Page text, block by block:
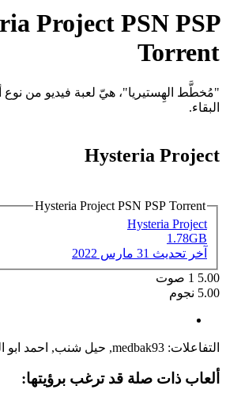
Project PSN PSP
Torrent
"مُخطَّط الهِستيريا"، هيّ لعبة فيديو من
البقاء.
Hysteria Project
Hysteria Project PSN PSP Torrent
Hysteria Project
1.78GB
آخر تحديث 31 مارس 2022
5.00
1 صوت
5.00 نجوم
التفاعلات: medbak93
, حيل شنب, احمد ابو
ألعاب ذات صلة قد ترغب برؤيتها: